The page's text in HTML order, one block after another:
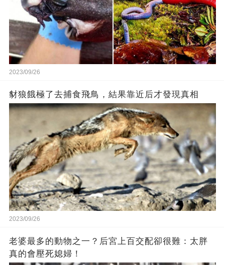
2023/09/26
豺狼餓極了去捕食飛鳥，結果靠近后才發現真相
2023/09/26
老婆最多的動物之一？后宮上百交配卻很難：太胖
真的會壓死媳婦！